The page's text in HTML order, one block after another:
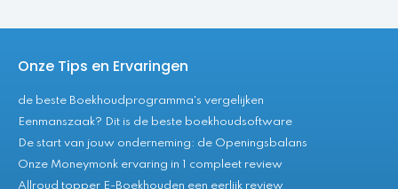
Onze Tips en Ervaringen
de beste Boekhoudprogramma's vergelijken
Eenmanszaak? Dit is de beste boekhoudsoftware
De start van jouw onderneming: de Openingsbalans
Onze Moneymonk ervaring in 1 compleet review
Allroud topper E-Boekhouden een eerlijk review